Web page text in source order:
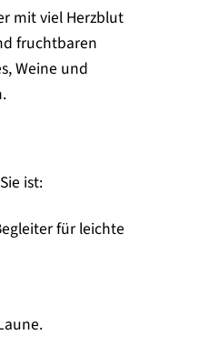
mit viel Herzblut
fruchtbaren
Weine und
ist:
für leichte